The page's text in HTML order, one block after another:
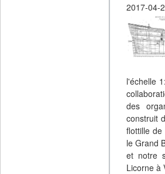
2017-04-
l'échelle
des
construit
flottille
le Grand
et notre
Licorne à